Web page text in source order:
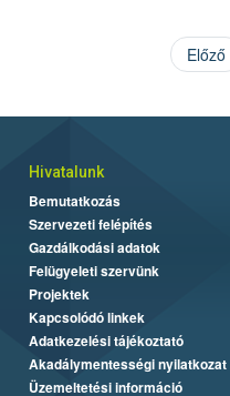
Előző
Hivatalunk
Bemutatkozás
Szervezeti felépítés
Gazdálkodási adatok
Felügyeleti szervünk
Projektek
Kapcsolódó linkek
Adatkezelési tájékoztató
Akadálymentességi nyilatkozat
Üzemeltetési információ